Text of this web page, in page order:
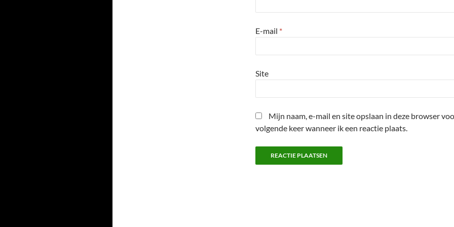
E-mail *
Site
Mijn naam, e-mail en site opslaan in deze browser
volgende keer wanneer ik een reactie plaats.